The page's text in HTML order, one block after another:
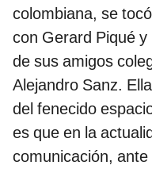
colombiana, se
con Gerard Piqué
de sus amigos
Alejandro Sanz.
del fenecido
es que en la
comunicación,